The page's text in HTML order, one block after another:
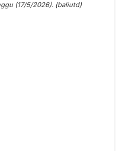
(17/5/2026). (baliutd)